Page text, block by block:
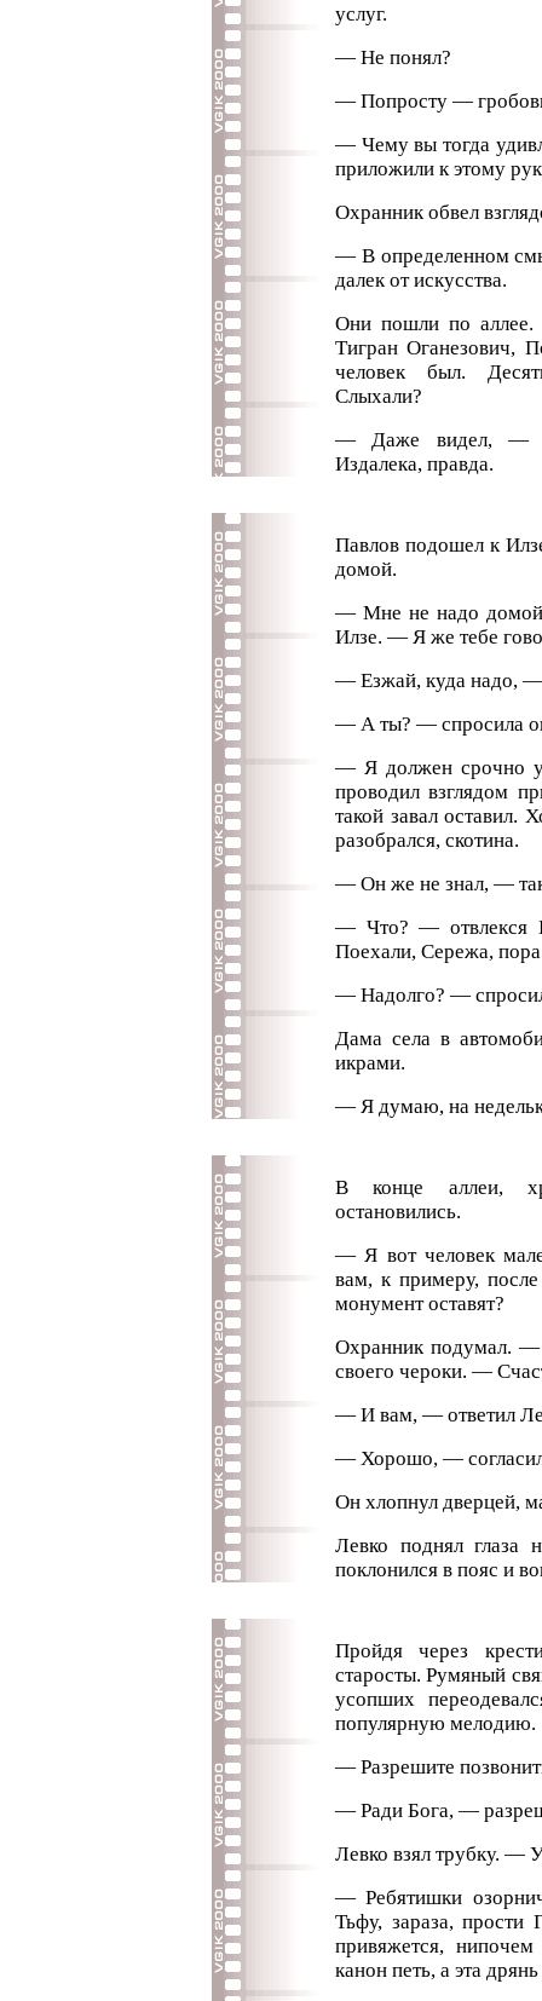
услуг.
— Не понял?
— Попросту —
— Чему вы тогда
приложили к этому
Охранник обвел
— В определенном
далек от искусства.
Они пошли по аллее.
Тигран Оганезович,
человек был.
Слыхали?
— Даже видел, —
Издалека, правда.
Павлов подошел к
домой.
— Мне не надо
Илзе. — Я же тебе
— Езжай, куда надо,
— А ты? — спросила
— Я должен срочно
проводил взглядом
такой завал оставил.
разобрался, скотина.
— Он же не знал, —
— Что? — отвлекся
Поехали, Сережа,
— Надолго? —
Дама села в
икрами.
— Я думаю, на
В конце аллеи,
остановились.
— Я вот человек
вам, к примеру,
монумент оставят?
Охранник подумал.
своего чероки. —
— И вам, — ответил
— Хорошо, —
Он хлопнул дверцей,
Левко поднял глаза
поклонился в пояс и
Пройдя через
старосты. Румяный
усопших
популярную мелодию.
— Разрешите
— Ради Бога, —
Левко взял трубку. —
— Ребятишки
Тьфу, зараза,
привяжется,
канон петь, а эта